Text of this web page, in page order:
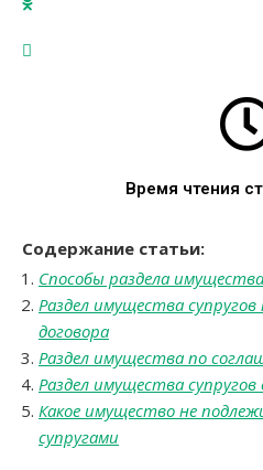
Время чтения
Содержание статьи:
Способы раздела
Раздел имущества
договора
Раздел имущества по
Раздел имущества супругов
Какое имущество не
супругами